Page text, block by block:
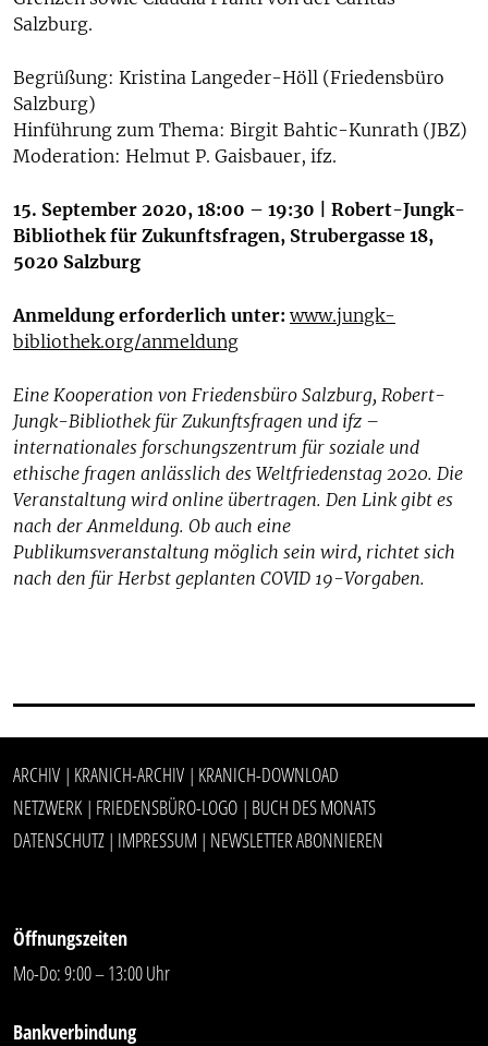
Salzburg.
Begrüßung: Kristina Langeder-Höll (Friedensbüro
Salzburg)
Hinführung zum Thema: Birgit Bahtic-Kunrath (JBZ)
Moderation: Helmut P. Gaisbauer, ifz.
15. September 2020, 18:00 – 19:30 | Robert-Jungk-
Bibliothek für Zukunftsfragen, Strubergasse 18,
5020 Salzburg
Anmeldung erforderlich unter: www.jungk-
bibliothek.org/anmeldung
Eine Kooperation von Friedensbüro Salzburg, Robert-
Jungk-Bibliothek für Zukunftsfragen und ifz –
internationales forschungszentrum für soziale und
ethische fragen anlässlich des Weltfriedenstag 2020. Die
Veranstaltung wird online übertragen. Den Link gibt es
nach der Anmeldung. Ob auch eine
Publikumsveranstaltung möglich sein wird, richtet sich
nach den für Herbst geplanten COVID 19-Vorgaben.
ARCHIV | KRANICH-ARCHIV | KRANICH-DOWNLOAD
NETZWERK | FRIEDENSBÜRO-LOGO | BUCH DES MONATS
DATENSCHUTZ | IMPRESSUM | NEWSLETTER ABONNIEREN
Öffnungszeiten
Mo-Do: 9:00 – 13:00 Uhr
Bankverbindung